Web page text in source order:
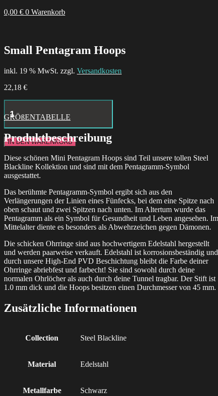
0,00 € 0 Warenkorb
Small Pentagram Hoops
inkl. 19 % MwSt. zzgl. Versandkosten
22,18 €
Little
Moth
Hoops
Menge
IN DEN WARENKORB
GRÖßENTABELLE
Produktbeschreibung
Diese schönen Mini Pentagram Hoops sind Teil unsere tollen Steel
Blackline Kollektion und sind mit dem Pentagramm-Symbol
ausgestattet.
Das berühmte Pentagramm-Symbol ergibt sich aus den
Verlängerungen der Linien eines Fünfecks, bei dem eine Spitze nach
oben schaut und zwei Spitzen nach unten. Im Altertum wurde das
Pentagramm als ein Symbol für Gesundheit und Leben angesehen. Im
Mittelalter diente es besonders als Abwehrzeichen gegen Dämonen.
Die schicken Ohrringe sind aus hochwertigem Edelstahl hergestellt
und werden paarweise verkauft. Edelstahl ist korrosionsbeständig und
durch unsere High-End PVD Beschichtung bleibt die Farbe deiner
Ohrringe abriebfest und farbecht! Sie sind sowohl durch deine
normalen Ohrlöcher als auch durch deine Tunnel tragbar. Der Stift ist
1.0 mm dick und die Hoops besitzen einen Durchmesser von 45 mm.
Zusätzliche Informationen
Collection Steel Blackline
Material Edelstahl
Metallfarbe Schwarz